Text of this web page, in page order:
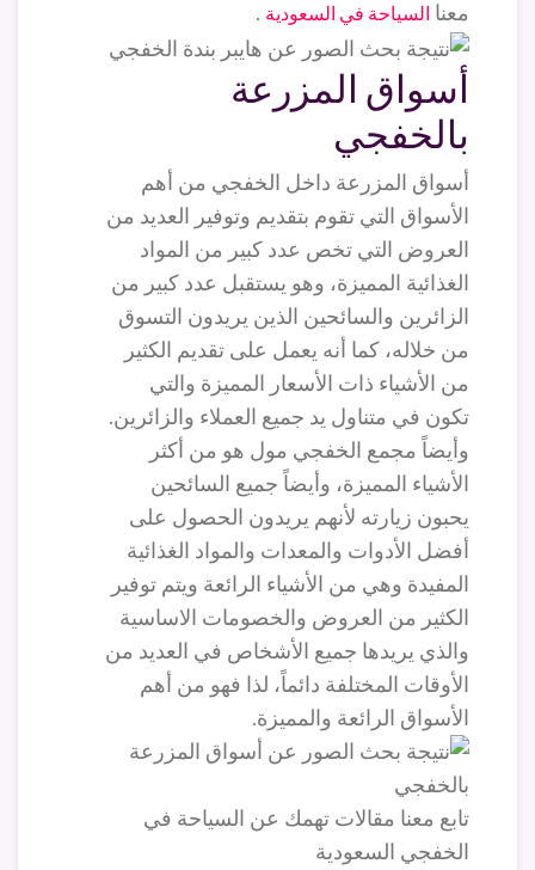
معنا السياحة في السعودية .
أسواق المزرعة
بالخفجي
أسواق المزرعة داخل الخفجي من أهم
الأسواق التي تقوم بتقديم وتوفير العديد من
العروض التي تخص عدد كبير من المواد
الغذائية المميزة، وهو يستقبل عدد كبير من
الزائرين والسائحين الذين يريدون التسوق
من خلاله، كما أنه يعمل على تقديم الكثير
من الأشياء ذات الأسعار المميزة والتي
تكون في متناول يد جميع العملاء والزائرين.
وأيضاً مجمع الخفجي مول هو من أكثر
الأشياء المميزة، وأيضاً جميع السائحين
يحبون زيارته لأنهم يريدون الحصول على
أفضل الأدوات والمعدات والمواد الغذائية
المفيدة وهي من الأشياء الرائعة ويتم توفير
الكثير من العروض والخصومات الاساسية
والذي يريدها جميع الأشخاص في العديد من
الأوقات المختلفة دائماً، لذا فهو من أهم
الأسواق الرائعة والمميزة.
تابع معنا مقالات تهمك عن السياحة في
الخفجي السعودية